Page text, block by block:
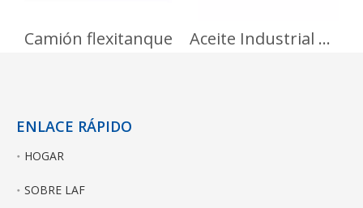
Camión flexitanque Aceite Industrial Y Químicos No Peligrosos
ENLACE RÁPIDO
HOGAR
SOBRE LAF